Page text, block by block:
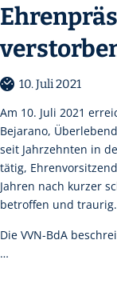
10. Juli 2021
Am 10. Juli 2021
Bejarano,
seit Jahrzehnten in
tätig,
Jahren nach kurzer
betroffen und traurig.
Die VVN-BdA
…